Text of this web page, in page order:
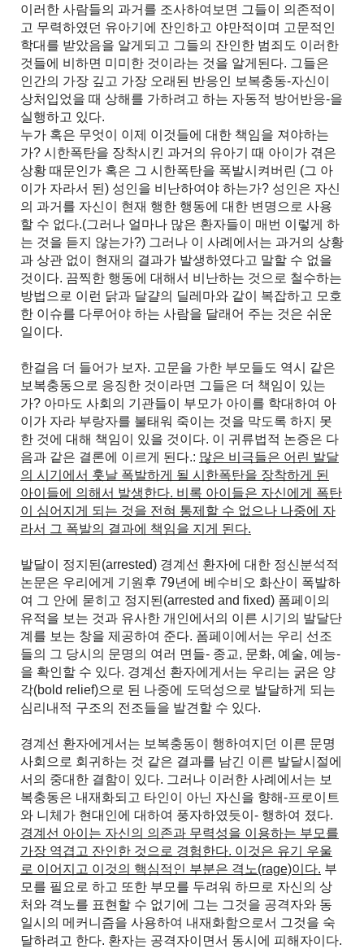
이러한 사람들의 과거를 조사하여보면 그들이 의존적이
고 무력하였던 유아기에 잔인하고 야만적이며 고문적인
학대를 받았음을 알게되고 그들의 잔인한 범죄도 이러한
것들에 비하면 미미한 것이라는 것을 알게된다. 그들은
인간의 가장 깊고 가장 오래된 반응인 보복충동-자신이
상처입었을 때 상해를 가하려고 하는 자동적 방어반응-을
실행하고 있다.
누가 혹은 무엇이 이제 이것들에 대한 책임을 져야하는
가? 시한폭탄을 장착시킨 과거의 유아기 때 아이가 겪은
상황 때문인가 혹은 그 시한폭탄을 폭발시켜버린 (그 아
이가 자라서 된) 성인을 비난하여야 하는가? 성인은 자신
의 과거를 자신이 현재 행한 행동에 대한 변명으로 사용
할 수 없다.(그러나 얼마나 많은 환자들이 매번 이렇게 하
는 것을 듣지 않는가?) 그러나 이 사례에서는 과거의 상황
과 상관 없이 현재의 결과가 발생하였다고 말할 수 없을
것이다. 끔찍한 행동에 대해서 비난하는 것으로 철수하는
방법으로 이런 닭과 달걀의 딜레마와 같이 복잡하고 모호
한 이슈를 다루어야 하는 사람을 달래어 주는 것은 쉬운
일이다.
한걸음 더 들어가 보자. 고문을 가한 부모들도 역시 같은
보복충동으로 응징한 것이라면 그들은 더 책임이 있는
가? 아마도 사회의 기관들이 부모가 아이를 학대하여 아
이가 자라 부랑자를 불태워 죽이는 것을 막도록 하지 못
한 것에 대해 책임이 있을 것이다. 이 귀류법적 논증은 다
음과 같은 결론에 이르게 된다.: 많은 비극들은 어린 발달
의 시기에서 훗날 폭발하게 될 시한폭탄을 장착하게 된
아이들에 의해서 발생한다. 비록 아이들은 자신에게 폭탄
이 심어지게 되는 것을 전혀 통제할 수 없으나 나중에 자
라서 그 폭발의 결과에 책임을 지게 된다.
발달이 정지된(arrested) 경계선 환자에 대한 정신분석적
논문은 우리에게 기원후 79년에 베수비오 화산이 폭발하
여 그 안에 묻히고 정지된(arrested and fixed) 폼페이의
유적을 보는 것과 유사한 개인에서의 이른 시기의 발달단
계를 보는 창을 제공하여 준다. 폼페이에서는 우리 선조
들의 그 당시의 문명의 여러 면들- 종교, 문화, 예술, 예능-
을 확인할 수 있다. 경계선 환자에게서는 우리는 굵은 양
각(bold relief)으로 된 나중에 도덕성으로 발달하게 되는
심리내적 구조의 전조들을 발견할 수 있다.
경계선 환자에게서는 보복충동이 행하여지던 이른 문명
사회으로 회귀하는 것 같은 결과를 남긴 이른 발달시절에
서의 중대한 결함이 있다. 그러나 이러한 사례에서는 보
복충동은 내재화되고 타인이 아닌 자신을 향해-프로이트
와 니체가 현대인에 대하여 풍자하였듯이- 행하여 졌다.
경계선 아이는 자신의 의존과 무력성을 이용하는 부모를
가장 역겹고 잔인한 것으로 경험한다. 이것은 유기 우울
로 이어지고 이것의 핵심적인 부분은 격노(rage)이다. 부
모를 필요로 하고 또한 부모를 두려워 하므로 자신의 상
처와 격노를 표현할 수 없기에 그는 그것을 공격자와 동
일시의 메커니즘을 사용하여 내재화함으로서 그것을 숙
달하려고 한다. 환자는 공격자이면서 동시에 피해자이다.